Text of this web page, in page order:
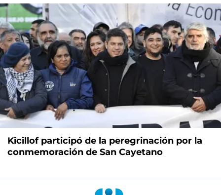
Kicillof participó de la peregrinación por la
conmemoración de San Cayetano